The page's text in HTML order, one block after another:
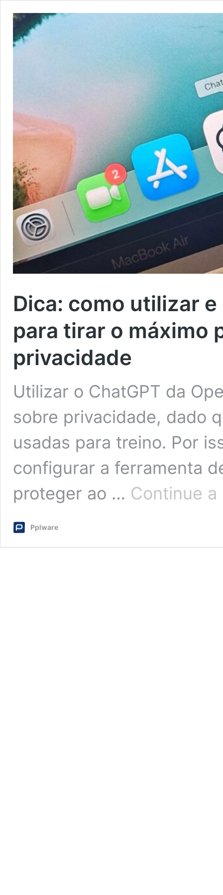
Dica: como utilizar
para tirar o máximo
privacidade
Utilizar o ChatGPT da
sobre privacidade, dado
usadas para treino. Por
configurar a ferramenta
proteger ao … Continue a
Pplware